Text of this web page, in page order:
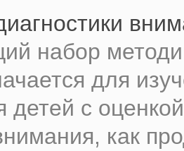
набор
для
детей с
как